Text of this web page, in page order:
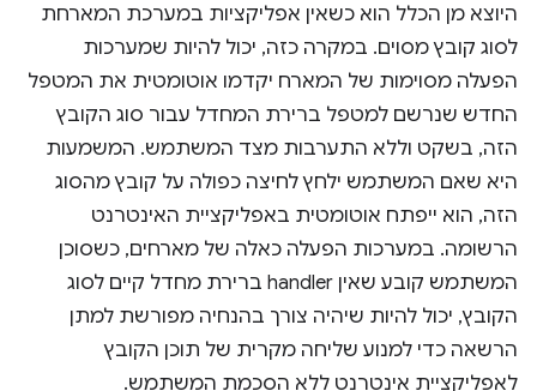
היוצא מן הכלל הוא כשאין אפליקציות במערכת המארחת
לסוג קובץ מסוים. במקרה כזה, יכול להיות שמערכות
הפעלה מסוימות של המארח יקדמו אוטומטית את המטפל
החדש שנרשם למטפל ברירת המחדל עבור סוג הקובץ
הזה, בשקט וללא התערבות מצד המשתמש. המשמעות
היא שאם המשתמש ילחץ לחיצה כפולה על קובץ מהסוג
הזה, הוא ייפתח אוטומטית באפליקציית האינטרנט
הרשומה. במערכות הפעלה כאלה של מארחים, כשסוכן
המשתמש קובע שאין handler ברירת מחדל קיים לסוג
הקובץ, יכול להיות שיהיה צורך בהנחיה מפורשת למתן
הרשאה כדי למנוע שליחה מקרית של תוכן הקובץ
לאפליקציית אינטרנט ללא הסכמת המשתמש.